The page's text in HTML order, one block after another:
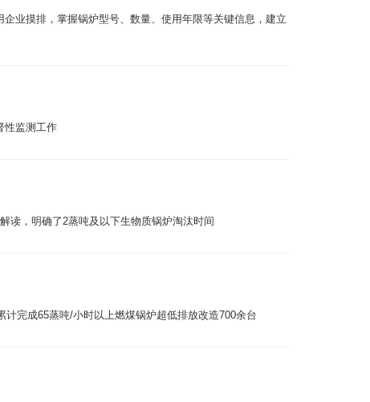
业摸排，掌握锅炉型号、数量、使用年限等关键信息，建立
性监测工作
读，明确了2蒸吨及以下生物质锅炉淘汰时间
完成65蒸吨/小时以上燃煤锅炉超低排放改造700余台